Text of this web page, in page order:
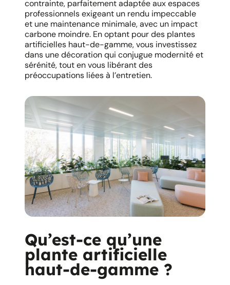
contrainte, parfaitement adaptée aux espaces
professionnels exigeant un rendu impeccable
et une maintenance minimale, avec un impact
carbone moindre. En optant pour des plantes
artificielles haut-de-gamme, vous investissez
dans une décoration qui conjugue modernité et
sérénité, tout en vous libérant des
préoccupations liées à l’entretien.
Qu’est-ce qu’une
plante artificielle
haut-de-gamme ?